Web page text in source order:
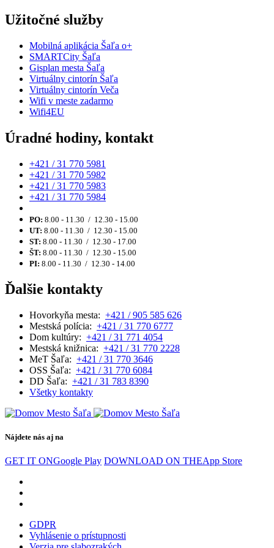
Užitočné služby
Mobilná aplikácia Šaľa o+
SMARTCity Šaľa
Gisplan mesta Šaľa
Virtuálny cintorín Šaľa
Virtuálny cintorín Veča
Wifi v meste zadarmo
Wifi4EU
Úradné hodiny, kontakt
+421 / 31 770 5981
+421 / 31 770 5982
+421 / 31 770 5983
+421 / 31 770 5984
PO: 8.00 - 11.30 / 12.30 - 15.00
UT: 8.00 - 11.30 / 12.30 - 15.00
ST: 8.00 - 11.30 / 12.30 - 17.00
ŠT: 8.00 - 11.30 / 12.30 - 15.00
PI: 8.00 - 11.30 / 12.30 - 14.00
Ďalšie kontakty
Hovorkyňa mesta: +421 / 905 585 626
Mestská polícia: +421 / 31 770 6777
Dom kultúry: +421 / 31 771 4054
Mestská knižnica: +421 / 31 770 2228
MeT Šaľa: +421 / 31 770 3646
OSS Šaľa: +421 / 31 770 6084
DD Šaľa: +421 / 31 783 8390
Všetky kontakty
Nájdete nás aj na
GET IT ONGoogle Play DOWNLOAD ON THEApp Store
GDPR
Vyhlásenie o prístupnosti